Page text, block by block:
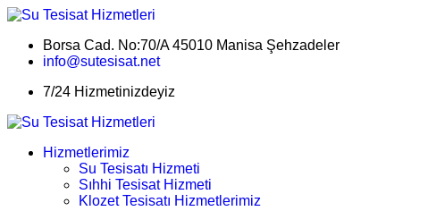
Borsa Cad. No:70/A 45010 Manisa Şehzadeler
info@sutesisat.net
7/24 Hizmetinizdeyiz
Hizmetlerimiz
Su Tesisatı Hizmeti
Sıhhi Tesisat Hizmeti
Klozet Tesisatı Hizmetlerimiz